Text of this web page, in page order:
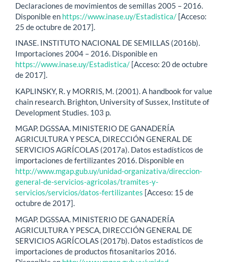
Declaraciones de movimientos de semillas 2005 – 2016.
Disponible en https://www.inase.uy/Estadistica/ [Acceso:
25 de octubre de 2017].
INASE. INSTITUTO NACIONAL DE SEMILLAS (2016b).
Importaciones 2004 – 2016. Disponible en
https://www.inase.uy/Estadistica/ [Acceso: 20 de octubre
de 2017].
KAPLINSKY, R. y MORRIS, M. (2001). A handbook for value
chain research. Brighton, University of Sussex, Institute of
Development Studies. 103 p.
MGAP. DGSSAA. MINISTERIO DE GANADERÍA
AGRICULTURA Y PESCA, DIRECCIÓN GENERAL DE
SERVICIOS AGRÍCOLAS (2017a). Datos estadísticos de
importaciones de fertilizantes 2016. Disponible en
http://www.mgap.gub.uy/unidad-organizativa/direccion-
general-de-servicios-agricolas/tramites-y-
servicios/servicios/datos-fertilizantes [Acceso: 15 de
octubre de 2017].
MGAP. DGSSAA. MINISTERIO DE GANADERÍA
AGRICULTURA Y PESCA, DIRECCIÓN GENERAL DE
SERVICIOS AGRÍCOLAS (2017b). Datos estadísticos de
importaciones de productos fitosanitarios 2016.